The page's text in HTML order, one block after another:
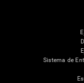
Sistema de